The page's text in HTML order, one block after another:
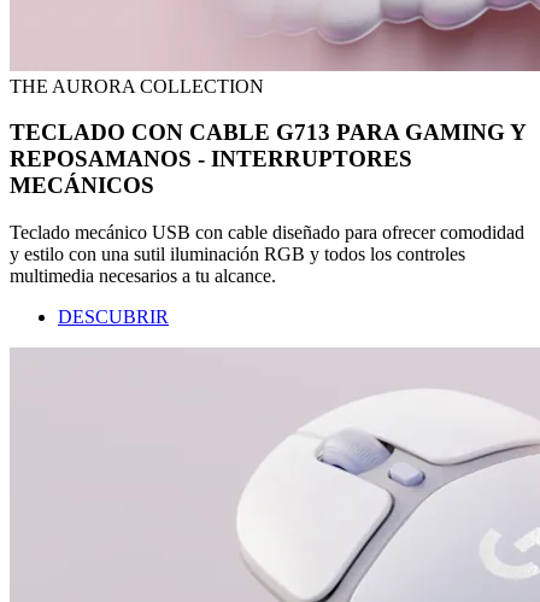
THE AURORA COLLECTION
TECLADO CON CABLE G713 PARA GAMING Y
REPOSAMANOS - INTERRUPTORES
MECÁNICOS
Teclado mecánico USB con cable diseñado para ofrecer comodidad
y estilo con una sutil iluminación RGB y todos los controles
multimedia necesarios a tu alcance.
DESCUBRIR